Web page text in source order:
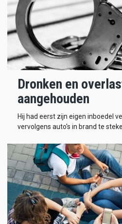
Dronken en
aangehouden
Hij had eerst zijn eigen inboedel
vervolgens auto's in brand te